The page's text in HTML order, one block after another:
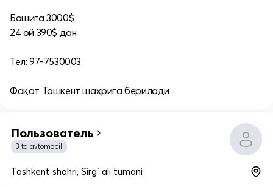
Бошига 3000$
24 ой 390$ дан
Тел: 97-7530003
Фақат Тошкент шаҳрига берилади
Пользователь
3 ta avtomobil
Toshkent shahri, Sirg`ali tumani